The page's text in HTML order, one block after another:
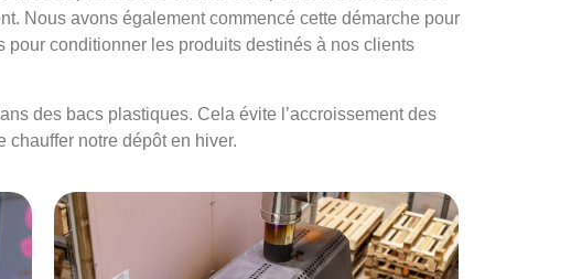
Nous avons également commencé cette démarche pour
conditionner les produits destinés à nos clients
des bacs plastiques. Cela évite l’accroissement des
notre dépôt en hiver.